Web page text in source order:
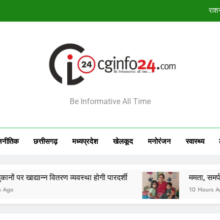
ममता, समर्पण और
Be Informative All Time
छत्तीसगढ़ मध्‍यप्रदेश खेलकूद मनोरंजन स्‍वास्‍थ्‍य
व्यवस्था होगी पारदर्शी ममता, समर्पण और संकल्प की
10 Hours Ago